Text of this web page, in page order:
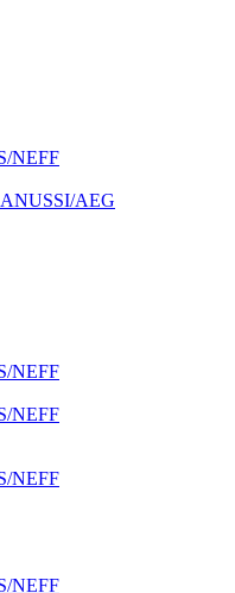
NEFF
AEG
NEFF
NEFF
NEFF
NEFF